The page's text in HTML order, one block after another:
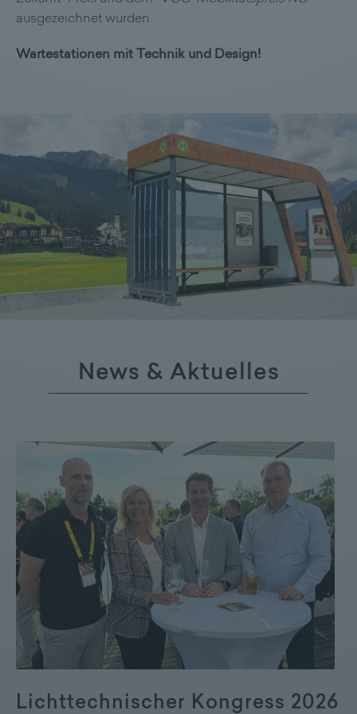
ausgezeichnet wurden.
Wartestationen mit Technik und Design!
News & Aktuelles
Lichttechnischer Kongress 2026